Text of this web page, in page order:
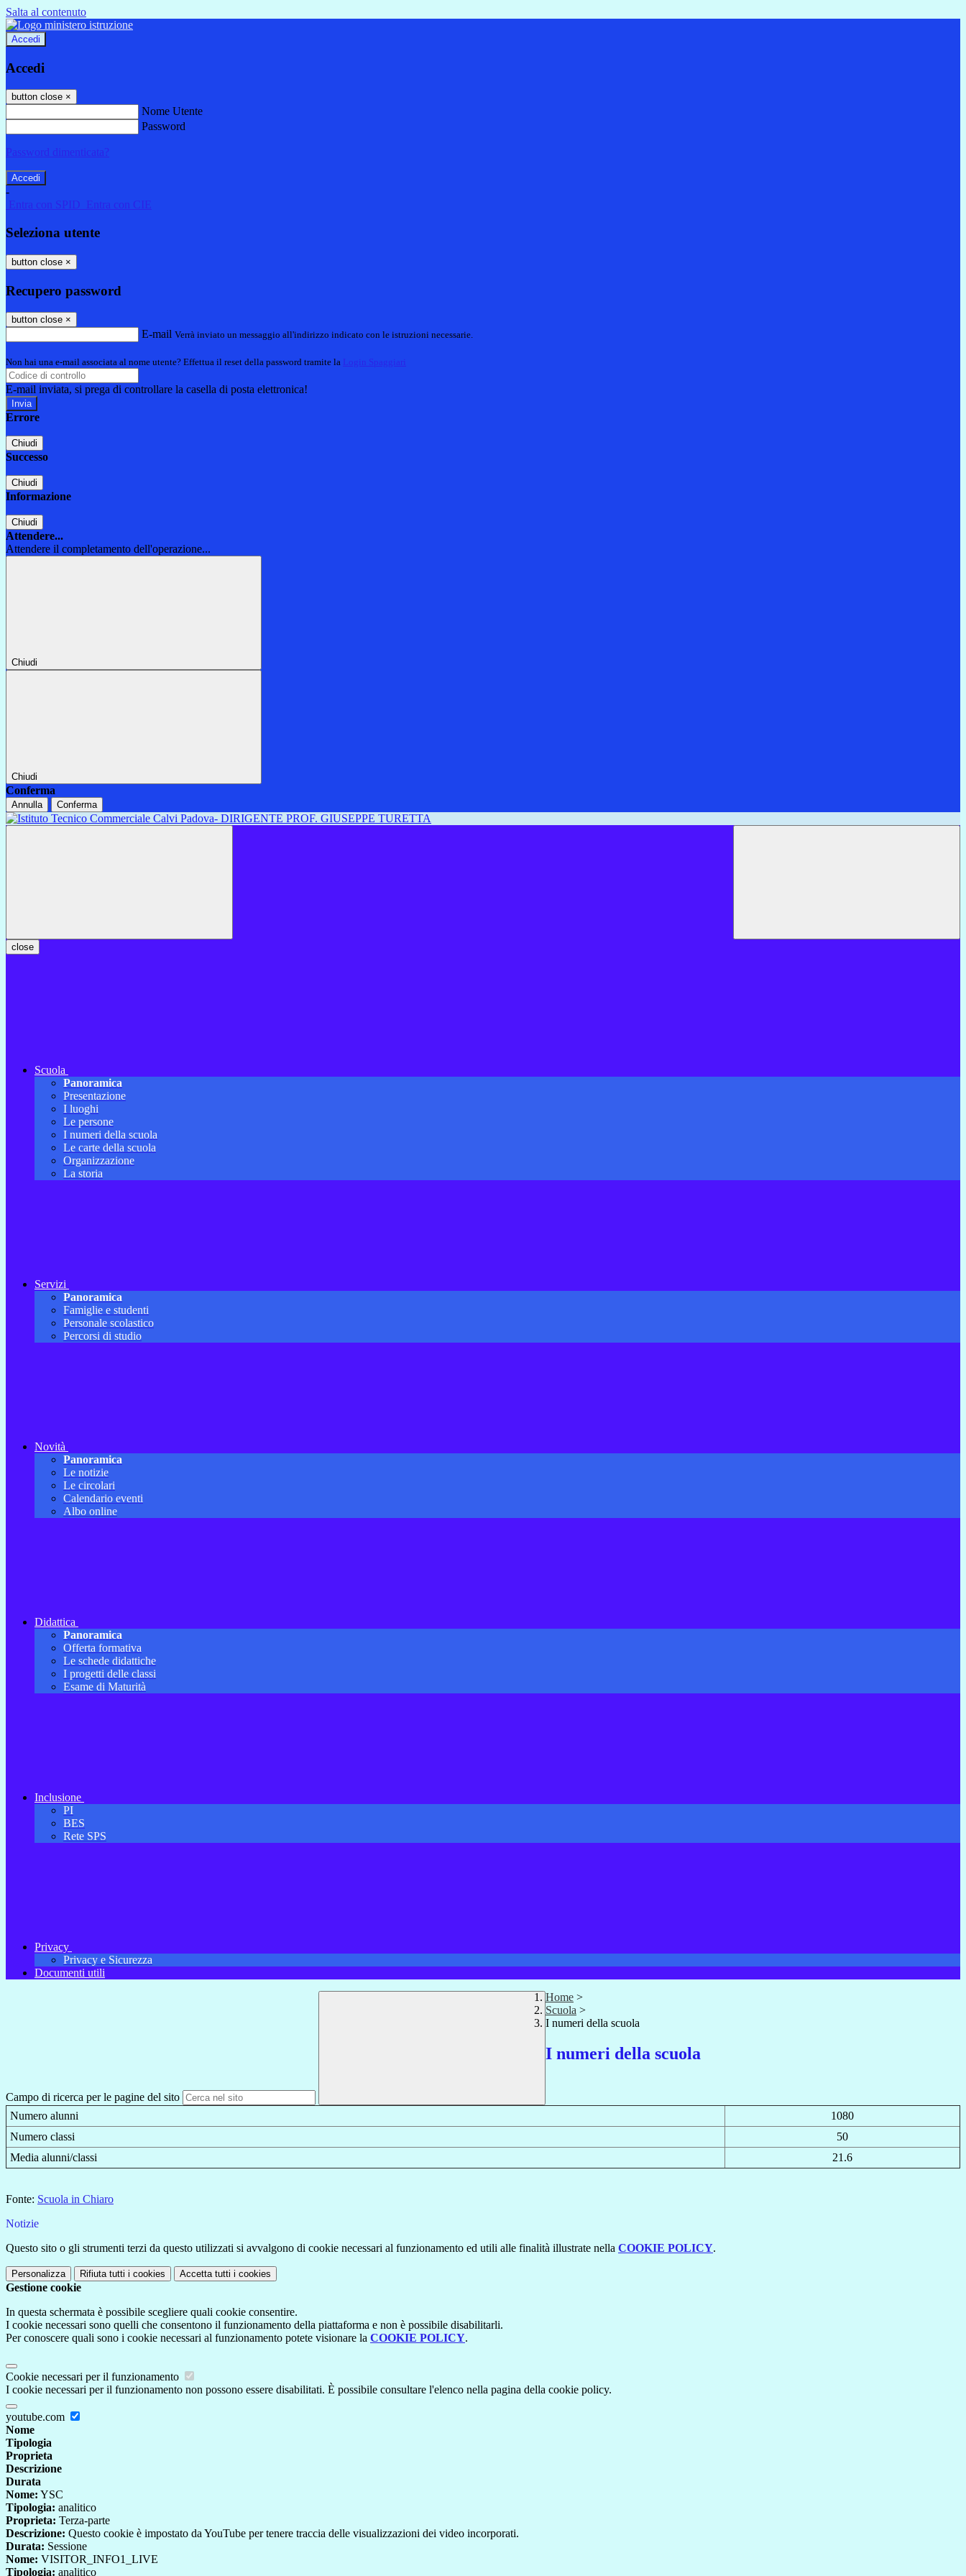
Salta al contenuto
Accedi
Accedi
button close ×
Nome Utente
Password
Password dimenticata?
-
Entra con SPID
Entra con CIE
Seleziona utente
button close ×
Recupero password
button close ×
E-mail Verrà inviato un messaggio all'indirizzo indicato con le istruzioni necessarie.
Non hai una e-mail associata al nome utente? Effettua il reset della password tramite la Login Spaggiari
E-mail inviata, si prega di controllare la casella di posta elettronica!
Errore
Chiudi
Successo
Chiudi
Informazione
Chiudi
Attendere...
Attendere il completamento dell'operazione...
Chiudi
Chiudi
Conferma
Annulla Conferma
close
Scuola
Panoramica
Presentazione
I luoghi
Le persone
I numeri della scuola
Le carte della scuola
Organizzazione
La storia
Servizi
Panoramica
Famiglie e studenti
Personale scolastico
Percorsi di studio
Novità
Panoramica
Le notizie
Le circolari
Calendario eventi
Albo online
Didattica
Panoramica
Offerta formativa
Le schede didattiche
I progetti delle classi
Esame di Maturità
Inclusione
PI
BES
Rete SPS
Privacy
Privacy e Sicurezza
Documenti utili
Campo di ricerca per le pagine del sito
Home >
Scuola >
I numeri della scuola
I numeri della scuola
Numero alunni
1080
Numero classi
50
Media alunni/classi
21.6
Fonte: Scuola in Chiaro
Notizie
Questo sito o gli strumenti terzi da questo utilizzati si avvalgono di cookie necessari al funzionamento ed utili alle finalità illustrate nella COOKIE POLICY.
Personalizza Rifiuta tutti i cookies Accetta tutti i cookies
Gestione cookie
In questa schermata è possibile scegliere quali cookie consentire.
I cookie necessari sono quelli che consentono il funzionamento della piattaforma e non è possibile disabilitarli.
Per conoscere quali sono i cookie necessari al funzionamento potete visionare la COOKIE POLICY.
Cookie necessari per il funzionamento
I cookie necessari per il funzionamento non possono essere disabilitati. È possibile consultare l'elenco nella pagina della cookie policy.
youtube.com
Nome
Tipologia
Proprieta
Descrizione
Durata
Nome: YSC
Tipologia: analitico
Proprieta: Terza-parte
Descrizione: Questo cookie è impostato da YouTube per tenere traccia delle visualizzazioni dei video incorporati.
Durata: Sessione
Nome: VISITOR_INFO1_LIVE
Tipologia: analitico